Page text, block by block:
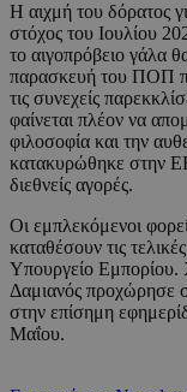
Η αιχμή του δόρατος
στόχος του Ιουλίου
το αιγοπρόβειο γάλα
παρασκευή του ΠΟΠ
τις συνεχείς
φαίνεται πλέον να
φιλοσοφία και την
κατακυρώθηκε στην ΕΕ
διεθνείς αγορές.
Οι εμπλεκόμενοι
καταθέσουν τις
Υπουργείο Εμπορίου.
Δαμιανός προχώρησε
στην επίσημη
Μαΐου.